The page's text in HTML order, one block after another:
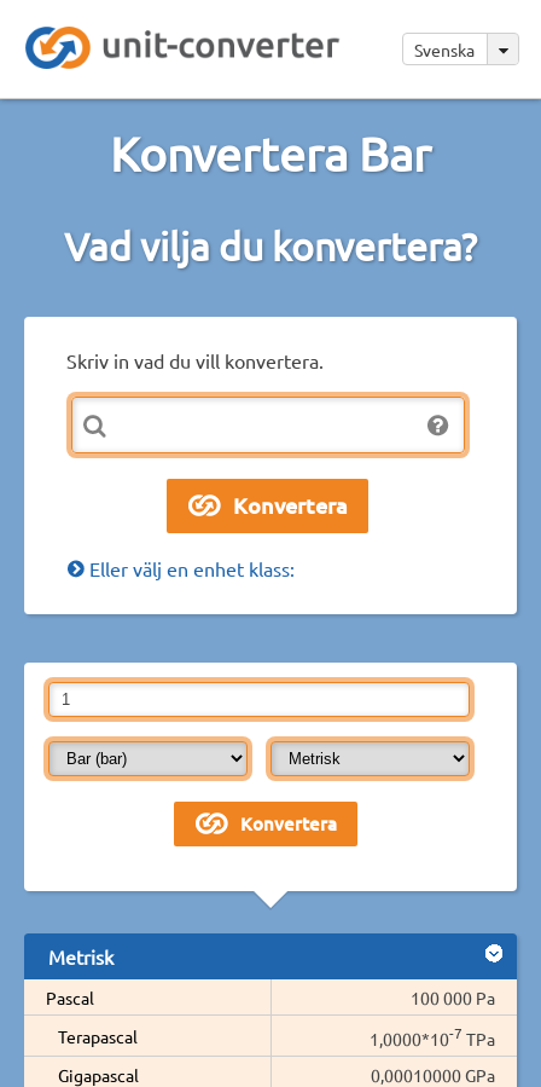
Svenska
Konvertera Bar
Vad vilja du konvertera?
Skriv in vad du vill konvertera.
Eller välj en enhet klass:
Metrisk
Pascal
100 000 Pa
Terapascal
1,0000*10-7 TPa
Gigapascal
0,00010000 GPa